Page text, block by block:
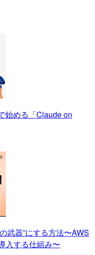
始める「Claude on
武器”にする方法〜AWS
入する仕組み〜